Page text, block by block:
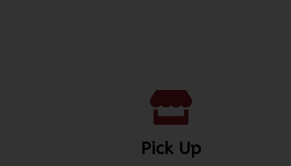
Pick Up